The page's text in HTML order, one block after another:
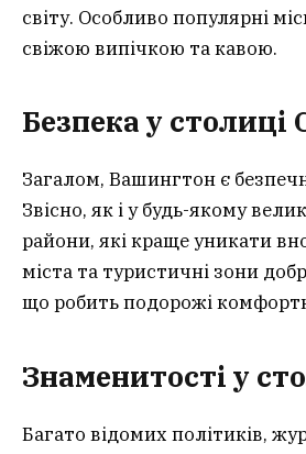
світу. Особливо популярні
свіжою випічкою та кавою.
Безпека у
Загалом, Вашингтон є
Звісно, як і у будь-якому
райони, які краще уникати
міста та туристичні зони
що робить подорожі
Знаменитості у
Багато відомих політиків,